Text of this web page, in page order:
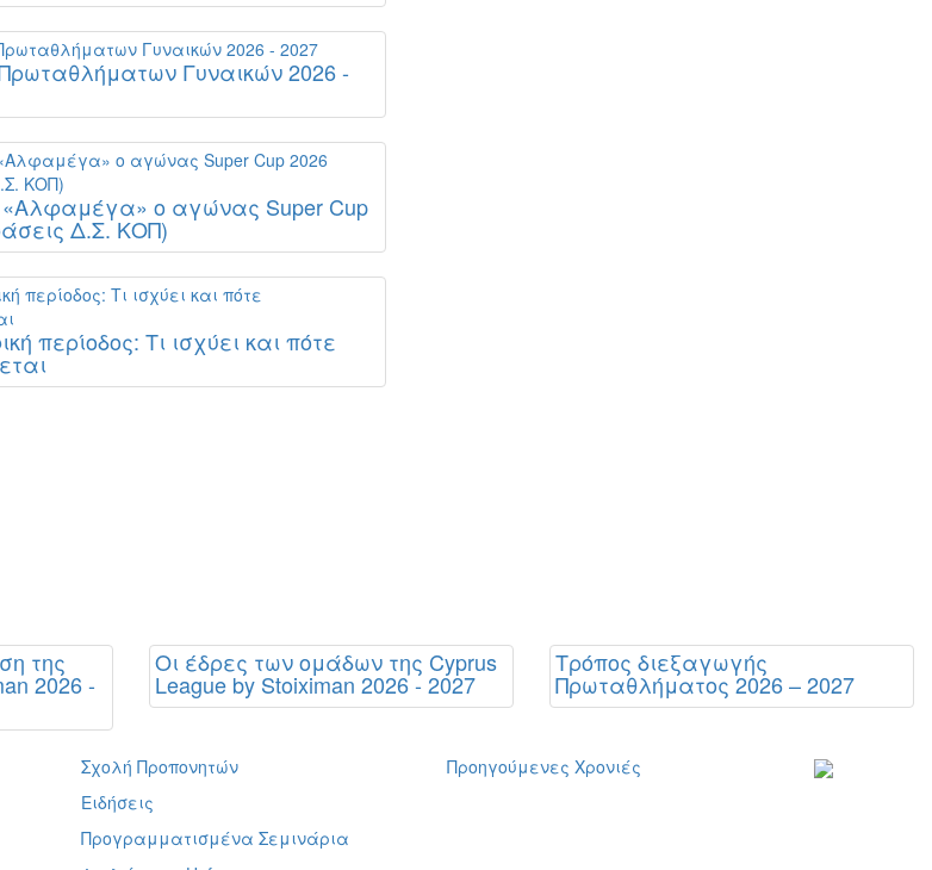
Γυναικών 2026 -
«Αλφαμέγα» ο αγώνας Super Cup
Δ.Σ. ΚΟΠ)
περίοδος: Τι ισχύει και πότε
της
2026 -
Οι έδρες των ομάδων της Cyprus
League by Stoiximan 2026 - 2027
Τρόπος διεξαγωγής
Πρωταθλήματος 2026 – 2027
Σχολή Προπονητών
Ειδήσεις
Προγραμματισμένα Σεμινάρια
Προηγούμενες Χρονιές